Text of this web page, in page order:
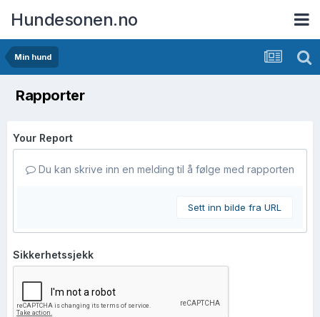
Hundesonen.no
Min hund
Rapporter
Your Report
Du kan skrive inn en melding til å følge med rapporten
Sett inn bilde fra URL
Sikkerhetssjekk